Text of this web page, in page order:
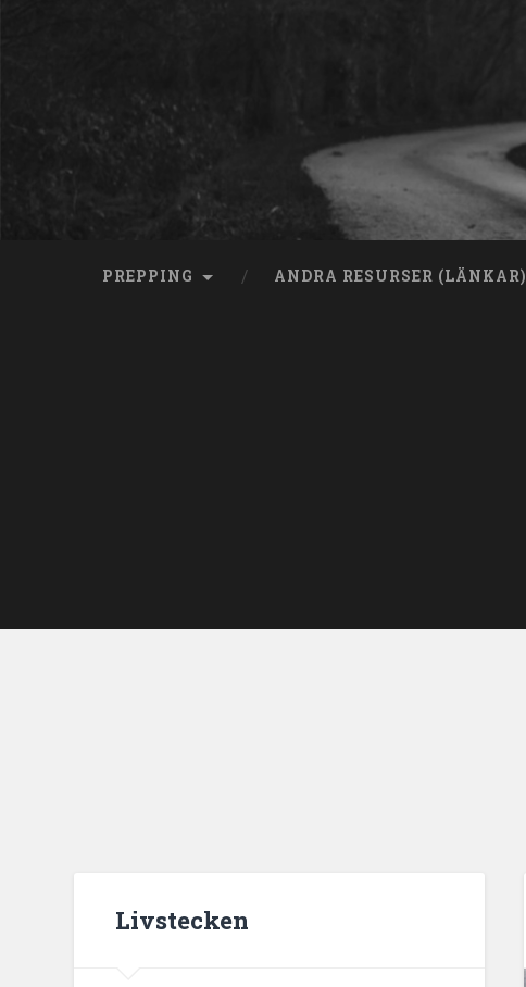
PREPPING ANDRA RESURSER (LÄNKAR)
Livstecken